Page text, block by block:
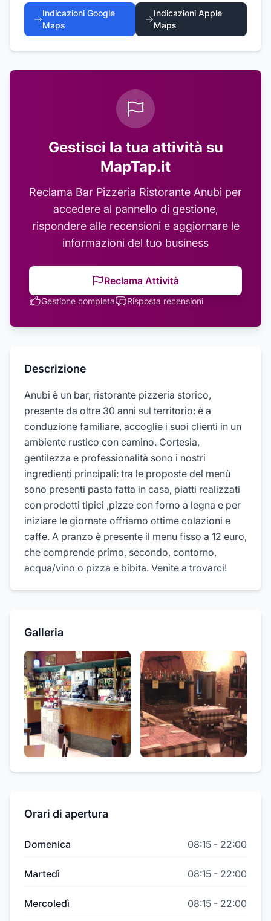
Indicazioni Google
Maps
Indicazioni Apple
Maps
Gestisci la tua attività su
MapTap.it
Reclama Bar Pizzeria Ristorante Anubi per
accedere al pannello di gestione,
rispondere alle recensioni e aggiornare le
informazioni del tuo business
Reclama Attività
Gestione completa Risposta recensioni
Descrizione
Anubi è un bar, ristorante pizzeria storico,
presente da oltre 30 anni sul territorio: è a
conduzione familiare, accoglie i suoi clienti in un
ambiente rustico con camino. Cortesia,
gentilezza e professionalità sono i nostri
ingredienti principali: tra le proposte del menù
sono presenti pasta fatta in casa, piatti realizzati
con prodotti tipici ,pizze con forno a legna e per
iniziare le giornate offriamo ottime colazioni e
caffe. A pranzo è presente il menu fisso a 12 euro,
che comprende primo, secondo, contorno,
acqua/vino o pizza e bibita. Venite a trovarci!
Galleria
Orari di apertura
Domenica 08:15 - 22:00
Martedì 08:15 - 22:00
Mercoledì 08:15 - 22:00